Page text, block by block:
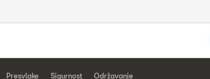
Presvlake Sigurnost Održavanje